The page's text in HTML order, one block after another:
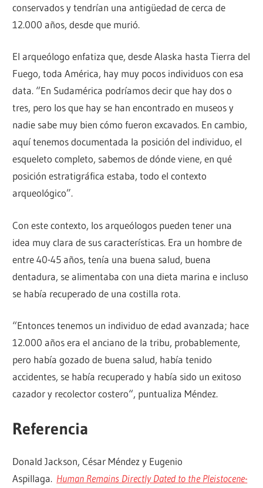
conservados y tendrían una antigüedad de cerca de
12.000 años, desde que murió.
El arqueólogo enfatiza que, desde Alaska hasta Tierra del
Fuego, toda América, hay muy pocos individuos con esa
data. “En Sudamérica podríamos decir que hay dos o
tres, pero los que hay se han encontrado en museos y
nadie sabe muy bien cómo fueron excavados. En cambio,
aquí tenemos documentada la posición del individuo, el
esqueleto completo, sabemos de dónde viene, en qué
posición estratigráfica estaba, todo el contexto
arqueológico”.
Con este contexto, los arqueólogos pueden tener una
idea muy clara de sus características. Era un hombre de
entre 40-45 años, tenía una buena salud, buena
dentadura, se alimentaba con una dieta marina e incluso
se había recuperado de una costilla rota.
“Entonces tenemos un individuo de edad avanzada; hace
12.000 años era el anciano de la tribu, probablemente,
pero había gozado de buena salud, había tenido
accidentes, se había recuperado y había sido un exitoso
cazador y recolector costero“, puntualiza Méndez.
Referencia
Donald Jackson, César Méndez y Eugenio
Aspillaga. Human Remains Directly Dated to the Pleistocene-